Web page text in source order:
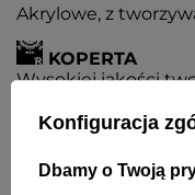
Akrylowe, z
KOPERTA
Wysokiej jakości
Tworzywo sztuczne
Konfiguracja
Dbamy o Twoją